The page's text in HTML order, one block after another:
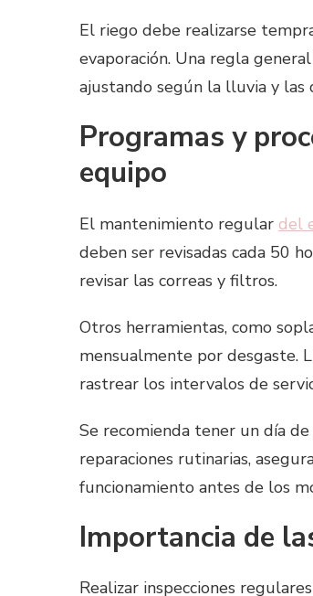
El riego debe realizarse
evaporación. Una regla
ajustando según la lluvia y las
Programas y
equipo
El mantenimiento regular del
deben ser revisadas cada 50
revisar las correas y filtros.
Otros herramientas, como
mensualmente por desgaste.
rastrear los intervalos de
Se recomienda tener un día
reparaciones rutinarias,
funcionamiento antes de los
Importancia de
Realizar inspecciones